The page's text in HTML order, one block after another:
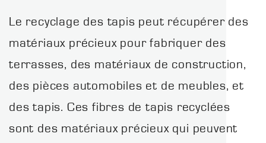
Le recyclage des tapis peut récupérer des
matériaux précieux pour fabriquer des
terrasses, des matériaux de construction,
des pièces automobiles et de meubles, et
des tapis. Ces fibres de tapis recyclées
sont des matériaux précieux qui peuvent